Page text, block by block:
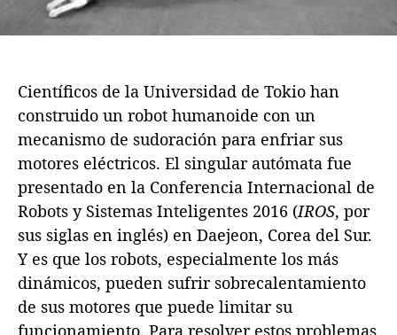
a
m
é
n
s
u
d
a
n
Científicos de la Universidad de Tokio han
construido un robot humanoide con un
mecanismo de sudoración para enfriar sus
motores eléctricos. El singular autómata fue
presentado en la Conferencia Internacional de
Robots y Sistemas Inteligentes 2016 (IROS, por
sus siglas en inglés) en Daejeon, Corea del Sur.
Y es que los robots, especialmente los más
dinámicos, pueden sufrir sobrecalentamiento
de sus motores que puede limitar su
funcionamiento. Para resolver estos problemas